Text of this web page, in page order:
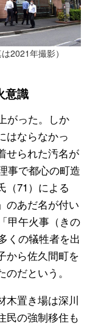
2021年撮影）
意識
がった。しか
はならなかっ
せられた汚名が
事で都心の町造
（71）による
のあだ名が付い
甲午火事（きの
くの犠牲者を出
から佐久間町を
だという。
木置き場は深川
民の強制移住も